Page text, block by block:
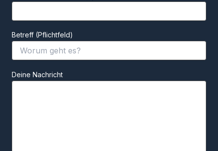
Betreff (Pflichtfeld)
Deine Nachricht